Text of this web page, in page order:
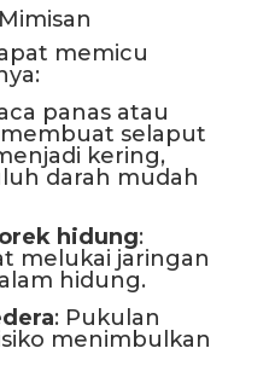
memicu
panas atau
selaput
kering,
darah mudah
hidung:
melukai jaringan
hidung.
: Pukulan
menimbulkan